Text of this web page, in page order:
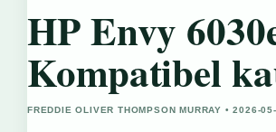
HP Envy
Kompatibel
FREDDIE OLIVER THOMPSON MURRAY • 2026-